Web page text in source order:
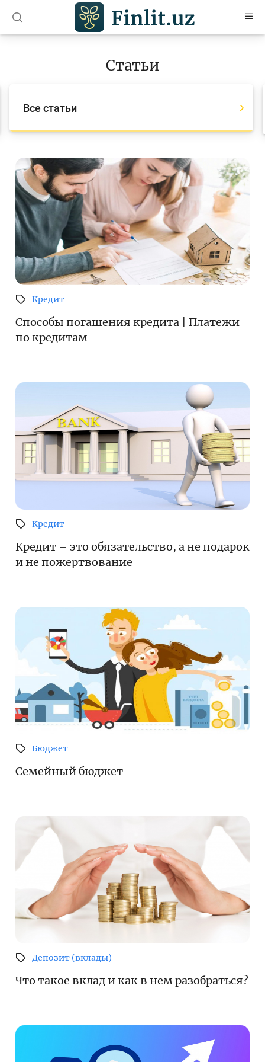
Все статьи
Для банковских агентов
Депозит (вклады)
Кредит
Бюджет
Платежи и переводы
Финансовый рынок
Финансовая безопасность
Права потребителей банковских услуг
Исламское финансирование
Учебные материалы
Проекты
Интерактивные услуги
О проекте
Поиск по сайту
Карта сайта
Статьи
Все статьи
Кредит
Способы погашения кредита | Платежи
по кредитам
Кредит
Кредит – это обязательство, а не подарок
и не пожертвование
Бюджет
Семейный бюджет
Депозит (вклады)
Что такое вклад и как в нем разобраться?